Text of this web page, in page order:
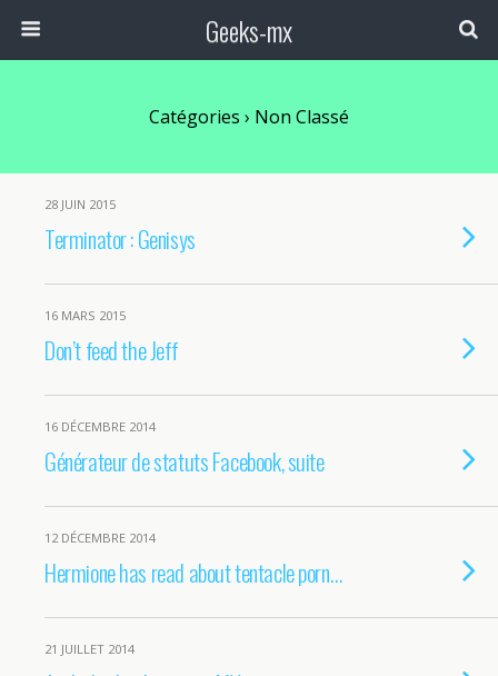
Geeks-mx
Catégories › Non Classé
28 JUIN 2015
Terminator : Genisys
16 MARS 2015
Don’t feed the Jeff
16 DÉCEMBRE 2014
Générateur de statuts Facebook, suite
12 DÉCEMBRE 2014
Hermione has read about tentacle porn…
21 JUILLET 2014